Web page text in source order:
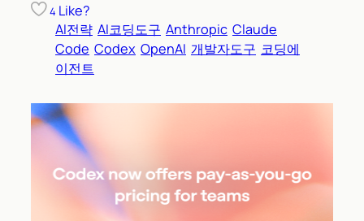
4 Like?
AI전략 AI코딩도구 Anthropic Claude
Code Codex OpenAI 개발자도구 코딩에
이전트